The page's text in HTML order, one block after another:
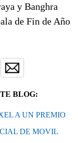
y Banghra
de Fin de Año
BLOG:
A UN PREMIO
DE MOVIL